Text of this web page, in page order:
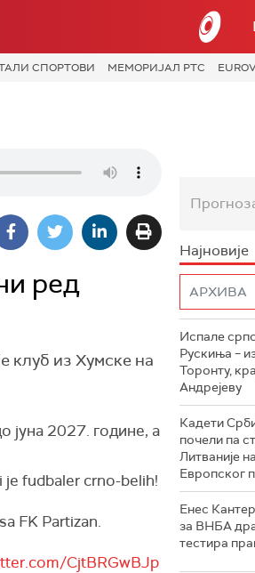
СПОРТОВИ МЕМОРИЈАЛ РТС
ред
клуб из Хумске на
јуна 2027. године, а
je fudbaler crno-belih!
FK Partizan.
CjtBRGwBJp
Најновије
Испале
Рускиња –
Торонту,
Андрејеву
Кадети
почели па
Литваније
Европског
Енес
за ВНБА
тестира